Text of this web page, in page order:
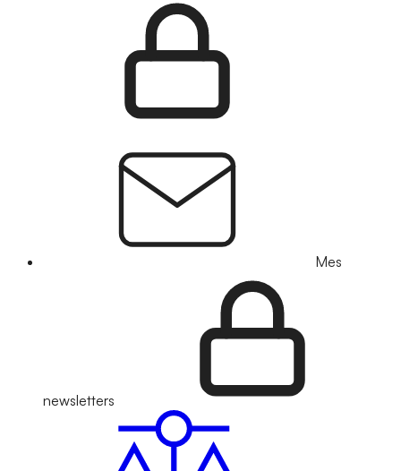
Mes
newsletters